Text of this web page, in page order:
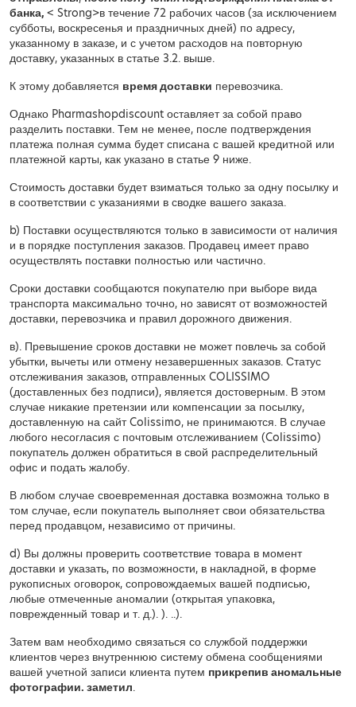
банка, < Strong>в течение 72 рабочих часов (за исключением
субботы, воскресенья и праздничных дней) по адресу,
указанному в заказе, и с учетом расходов на повторную
доставку, указанных в статье 3.2. выше.
К этому добавляется время доставки перевозчика.
Однако Pharmashopdiscount оставляет за собой право
разделить поставки. Тем не менее, после подтверждения
платежа полная сумма будет списана с вашей кредитной или
платежной карты, как указано в статье 9 ниже.
Стоимость доставки будет взиматься только за одну посылку и
в соответствии с указаниями в сводке вашего заказа.
b) Поставки осуществляются только в зависимости от наличия
и в порядке поступления заказов. Продавец имеет право
осуществлять поставки полностью или частично.
Сроки доставки сообщаются покупателю при выборе вида
транспорта максимально точно, но зависят от возможностей
доставки, перевозчика и правил дорожного движения.
в). Превышение сроков доставки не может повлечь за собой
убытки, вычеты или отмену незавершенных заказов. Статус
отслеживания заказов, отправленных COLISSIMO
(доставленных без подписи), является достоверным. В этом
случае никакие претензии или компенсации за посылку,
доставленную на сайт Colissimo, не принимаются. В случае
любого несогласия с почтовым отслеживанием (Colissimo)
покупатель должен обратиться в свой распределительный
офис и подать жалобу.
В любом случае своевременная доставка возможна только в
том случае, если покупатель выполняет свои обязательства
перед продавцом, независимо от причины.
d) Вы должны проверить соответствие товара в момент
доставки и указать, по возможности, в накладной, в форме
рукописных оговорок, сопровождаемых вашей подписью,
любые отмеченные аномалии (открытая упаковка,
поврежденный товар и т. д.). ). ..).
Затем вам необходимо связаться со службой поддержки
клиентов через внутреннюю систему обмена сообщениями
вашей учетной записи клиента путем прикрепив аномальные
фотографии. заметил.